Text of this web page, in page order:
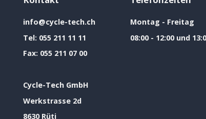
info@cycle-tech.ch
Tel: 055 211 11 11
Fax: 055 211 07 00
Cycle-Tech GmbH
Werkstrasse 2d
8630 Rüti
Montag - Freitag
08:00 - 12:00 und